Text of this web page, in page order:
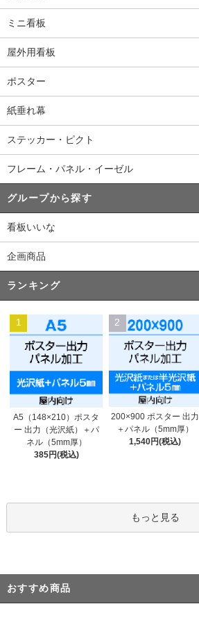
ミニ看板
屋外用看板
ポスター
紙垂れ幕
ステッカー・ピクト
フレーム・パネル・イーゼル
グループから探す
看板いいな
企画商品
ランキング
1
A5（148×210）ポスタ
ー 出力（光沢紙）＋パ
ネル（5mm厚）
385円(税込)
2
200×900 ポスター 出力
＋パネル（5mm厚）
1,540円(税込)
もっと見る
おすすめ商品